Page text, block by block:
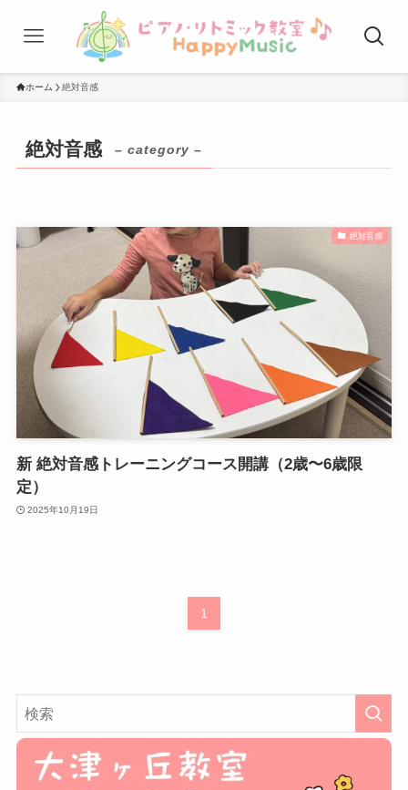
ホーム 絶対音感
絶対音感 – category –
絶対音感
新 絶対音感トレーニングコース開講（2歳〜6歳限
定）
2025年10月19日
1